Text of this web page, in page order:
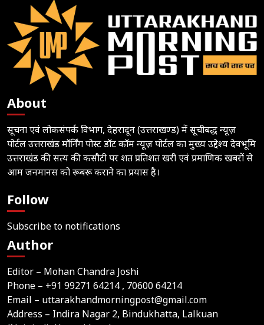
About
सूचना एवं लोकसंपर्क विभाग, देहरादून (उत्तराखण्ड) में सूचीबद्ध न्यूज़
पोर्टल उत्तराखंड मॉर्निंग पोस्ट डॉट कॉम न्यूज़ पोर्टल का मुख्य उद्देश्य देवभूमि
उत्तराखंड की सत्य की कसौटी पर शत प्रतिशत खरी एवं प्रमाणिक खबरों से
आम जनमानस को रूबरू कराने का प्रयास है।
Follow
Subscribe to notifications
Author
Editor – Mohan Chandra Joshi
Phone – +91 99271 64214 , 70600 64214
Email – uttarakhandmorningpost@gmail.com
Address – Indira Nagar 2, Bindukhatta, Lalkuan